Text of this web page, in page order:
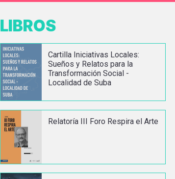
LIBROS
Cartilla Iniciativas Locales:
Sueños y Relatos para la
Transformación Social -
Localidad de Suba
Relatoría III Foro Respira el Arte